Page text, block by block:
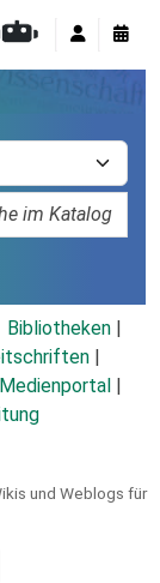
Bibliotheken
und Weblogs für